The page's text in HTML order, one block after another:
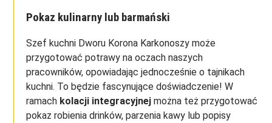
Pokaz kulinarny lub barmański
Szef kuchni Dworu Korona Karkonoszy może
przygotować potrawy na oczach naszych
pracowników, opowiadając jednocześnie o tajnikach
kuchni. To będzie fascynujące doświadczenie! W
ramach kolacji integracyjnej można też przygotować
pokaz robienia drinków, parzenia kawy lub popisy